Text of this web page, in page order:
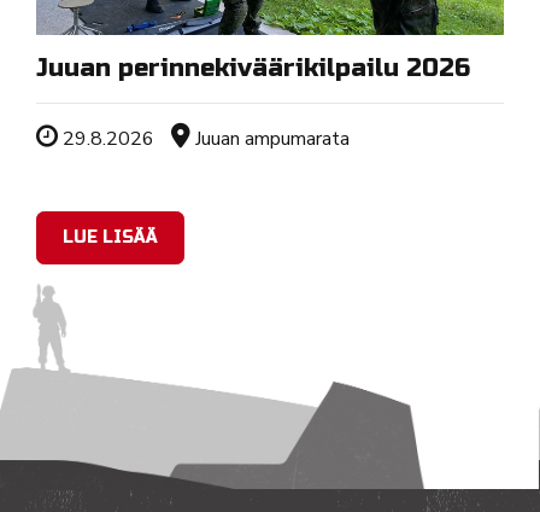
Juuan perinnekiväärikilpailu 2026
Tapahtuman ajankohta
29.8.2026 Sijainti
Juuan ampumarata
LUE LISÄÄ